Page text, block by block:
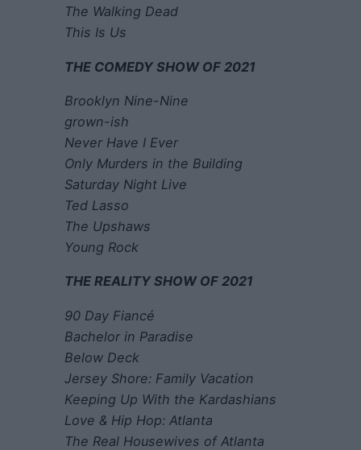
The Walking Dead
This Is Us
THE COMEDY SHOW OF 2021
Brooklyn Nine-Nine
grown-ish
Never Have I Ever
Only Murders in the Building
Saturday Night Live
Ted Lasso
The Upshaws
Young Rock
THE REALITY SHOW OF 2021
90 Day Fiancé
Bachelor in Paradise
Below Deck
Jersey Shore: Family Vacation
Keeping Up With the Kardashians
Love & Hip Hop: Atlanta
The Real Housewives of Atlanta